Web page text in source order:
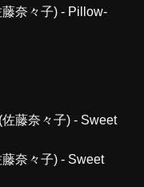
奈々子) - Pillow-
奈々子) - Sweet